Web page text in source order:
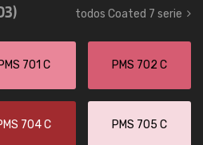
todos Coated 7 serie
PMS 701 C PMS 702 C
704 C PMS 705 C